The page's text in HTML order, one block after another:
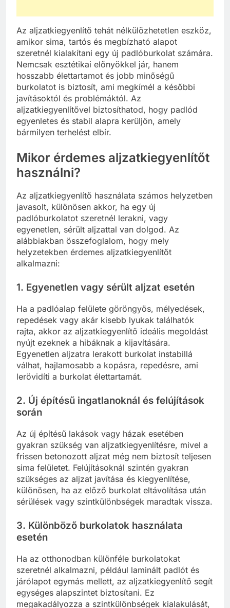
Az aljzatkiegyenlítő tehát nélkülözhetetlen eszköz,
amikor sima, tartós és megbízható alapot
szeretnél kialakítani egy új padlóburkolat számára.
Nemcsak esztétikai előnyökkel jár, hanem
hosszabb élettartamot és jobb minőségű
burkolatot is biztosít, ami megkímél a későbbi
javításoktól és problémáktól. Az
aljzatkiegyenlítővel biztosíthatod, hogy padlód
egyenletes és stabil alapra kerüljön, amely
bármilyen terhelést elbír.
Mikor érdemes aljzatkiegyenlítőt
használni?
Az aljzatkiegyenlítő használata számos helyzetben
javasolt, különösen akkor, ha egy új
padlóburkolatot szeretnél lerakni, vagy
egyenetlen, sérült aljzattal van dolgod. Az
alábbiakban összefoglalom, hogy mely
helyzetekben érdemes aljzatkiegyenlítőt
alkalmazni:
1. Egyenetlen vagy sérült aljzat esetén
Ha a padlóalap felülete göröngyös, mélyedések,
repedések vagy akár kisebb lyukak találhatók
rajta, akkor az aljzatkiegyenlítő ideális megoldást
nyújt ezeknek a hibáknak a kijavítására.
Egyenetlen aljzatra lerakott burkolat instabillá
válhat, hajlamosabb a kopásra, repedésre, ami
lerövidíti a burkolat élettartamát.
2. Új építésű ingatlanoknál és felújítások
során
Az új építésű lakások vagy házak esetében
gyakran szükség van aljzatkiegyenlítésre, mivel a
frissen betonozott aljzat még nem biztosít teljesen
sima felületet. Felújításoknál szintén gyakran
szükséges az aljzat javítása és kiegyenlítése,
különösen, ha az előző burkolat eltávolítása után
sérülések vagy szintkülönbségek maradtak vissza.
3. Különböző burkolatok használata
esetén
Ha az otthonodban különféle burkolatokat
szeretnél alkalmazni, például laminált padlót és
járólapot egymás mellett, az aljzatkiegyenlítő segít
egységes alapszintet biztosítani. Ez
megakadályozza a szintkülönbségek kialakulását,